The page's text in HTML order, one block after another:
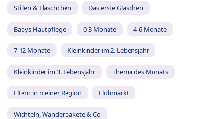
Stillen & Fläschchen Das erste Gläschen
Babys Hautpflege 0-3 Monate 4-6 Monate
7-12 Monate Kleinkinder im 2. Lebensjahr
Kleinkinder im 3. Lebensjahr Thema des Monats
Eltern in meiner Region Flohmarkt
Wichteln, Wanderpakete & Co